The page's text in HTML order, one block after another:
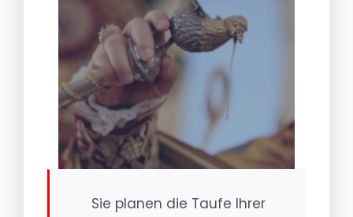
Sie planen die Taufe Ihrer